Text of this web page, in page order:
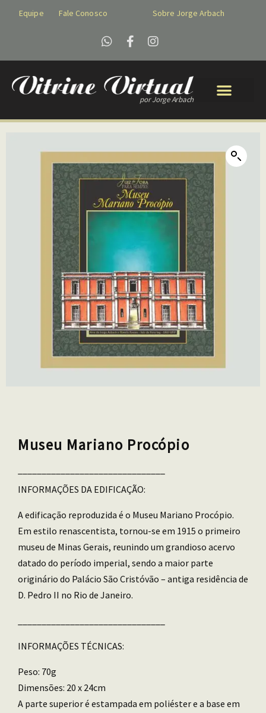
Equipe Fale Conosco Sobre Jorge Arbach
por Jorge Arbach
Museu Mariano Procópio
INFORMAÇÕES DA EDIFICAÇÃO:
A edificação reproduzida é o Museu Mariano Procópio.
Em estilo renascentista, tornou-se em 1915 o primeiro
museu de Minas Gerais, reunindo um grandioso acervo
datado do período imperial, sendo a maior parte
originário do Palácio São Cristóvão – antiga residência de
D. Pedro II no Rio de Janeiro.
INFORMAÇÕES TÉCNICAS:
Peso: 70g
Dimensões: 20 x 24cm
A parte superior é estampada em poliéster e a base em